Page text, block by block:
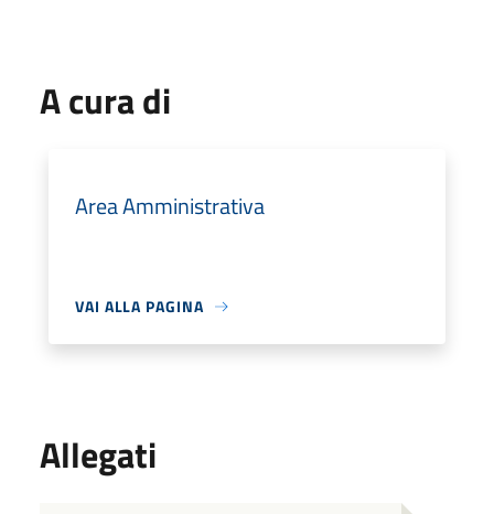
A cura di
Area Amministrativa
VAI ALLA PAGINA
Allegati